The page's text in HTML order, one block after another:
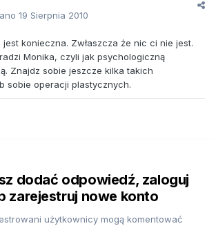
19 Sierpnia 2010
jest konieczna. Zwłaszcza że nic ci nie jest.
Monika, czyli jak psychologiczną
Znajdz sobie jeszcze kilka takich
sobie operacji plastycznych.
dodać odpowiedź, zaloguj
zarejestruj nowe konto
użytkownicy mogą komentować